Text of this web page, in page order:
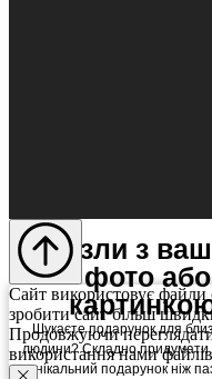
Пазли з
фото або
Шукаєте подарунок для
людини? Складно придумати
унікальний подарунок ніж
Сайт використовує
зробити сайт більш
Продовжуючи
використання нами